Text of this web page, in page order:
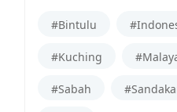
#Bintulu
#Kuching
#Sabah